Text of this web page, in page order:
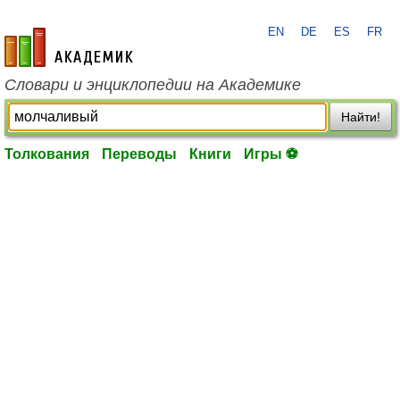
academic.ru
EN DE ES FR
Словари и энциклопедии на Академике
Найти!
Толкования Переводы Книги Игры ⚽